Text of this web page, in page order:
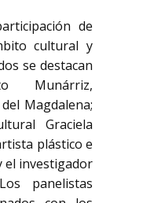
de
cultural y
se destacan
Munárriz,
Magdalena;
Graciela
plástico e
el investigador
panelistas